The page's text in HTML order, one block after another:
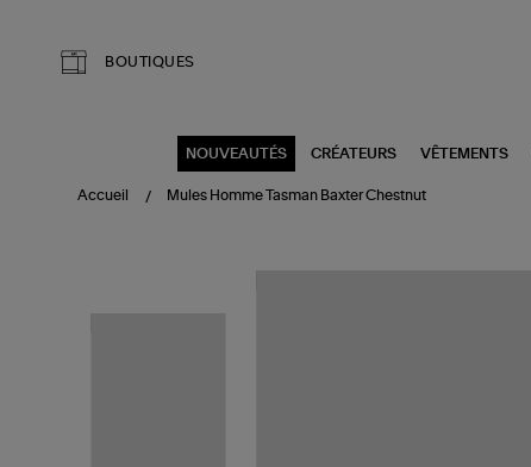
BOUTIQUES
NOUVEAUTÉS CRÉATEURS VÊTEMENTS
Accueil Mules Homme Tasman Baxter Chestnut